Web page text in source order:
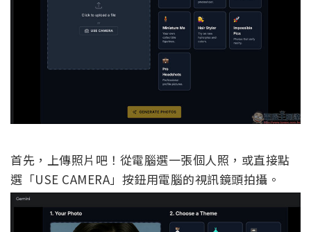
首先，上傳照片吧！從電腦選一張個人照，或直接點
選「USE CAMERA」按鈕用電腦的視訊鏡頭拍攝。